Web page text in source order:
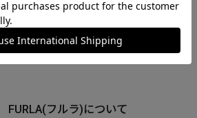
FURLA(フルラ)について